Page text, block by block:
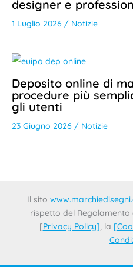
designer e
1 Luglio 2026 / Notizie
Deposito online di
procedure più
gli utenti
23 Giugno 2026 / Notizie
Il sito
rispetto del Regolamento
[Privacy Policy], la [